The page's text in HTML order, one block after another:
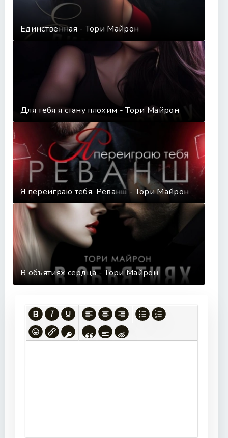
Единственная - Тори Майрон
Для тебя я стану плохим - Тори Майрон
Я переиграю тебя. Реванш - Тори Майрон
В объятиях сердца - Тори Майрон